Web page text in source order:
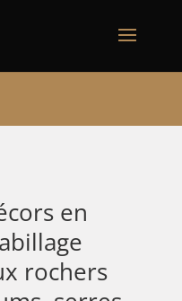
en
rochers